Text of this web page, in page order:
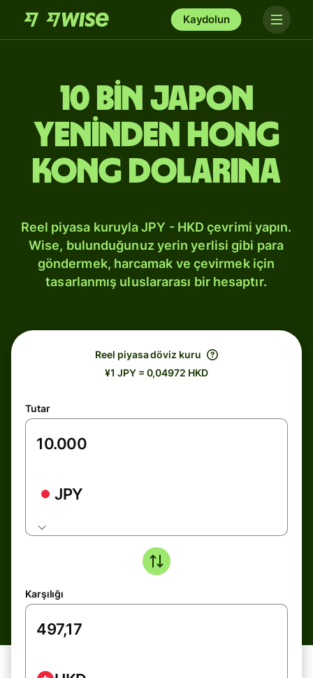
Kaydolun
10 bin Japon
yeninden Hong
Kong dolarına
Reel piyasa kuruyla JPY - HKD çevrimi yapın.
Wise, bulunduğunuz yerin yerlisi gibi para
göndermek, harcamak ve çevirmek için
tasarlanmış uluslararası bir hesaptır.
Reel piyasa döviz kuru
¥1 JPY = 0,04972 HKD
Tutar
JPY
Karşılığı